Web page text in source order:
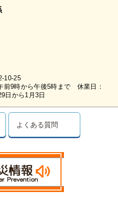
10-25
前9時から午後5時まで 休業日：
日から1月3日
よくある質問